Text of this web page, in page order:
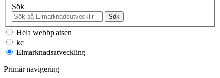
Sök
Sök
Hela webbplatsen
kc
Elmarknadsutveckling
Primär navigering